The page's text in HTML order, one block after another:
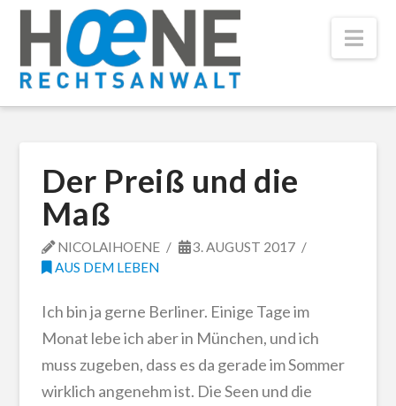
Der Preiß und die
Maß
NICOLAIHOENE
3. AUGUST 2017
AUS DEM LEBEN
Ich bin ja gerne Berliner. Einige Tage im
Monat lebe ich aber in München, und ich
muss zugeben, dass es da gerade im Sommer
wirklich angenehm ist. Die Seen und die